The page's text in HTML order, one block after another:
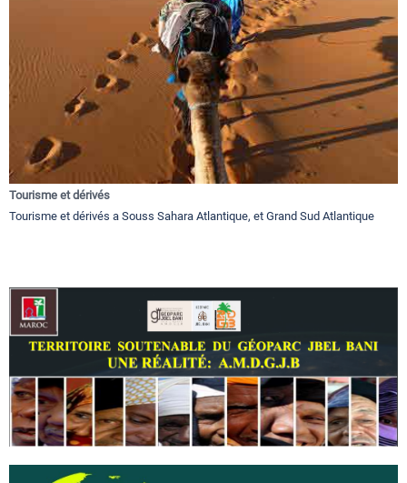
Tourisme et dérivés
Tourisme et dérivés a Souss Sahara Atlantique, et Grand Sud Atlantique